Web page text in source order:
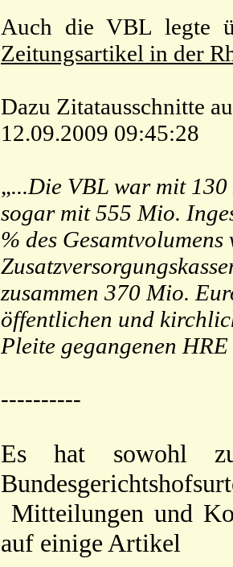
Auch die VBL legte
Zeitungsartikel in der
Dazu Zitatausschnitte
12.09.2009 09:45:28
„...Die VBL war mit
sogar mit 555 Mio.
% des
zusammen 370 Mio.
öffentlichen und
Pleite gegangenen
----------
Es hat sowohl zu
Mitteilungen und
auf einige Artikel